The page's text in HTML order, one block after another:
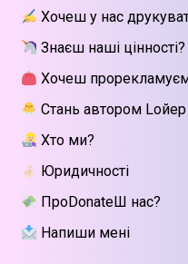
Хочеш у нас
Знаєш наші цінності?
Хочеш
Стань автором Lойер
Хто ми?
Юридичності
ПроDonateШ нас?
Напиши мені